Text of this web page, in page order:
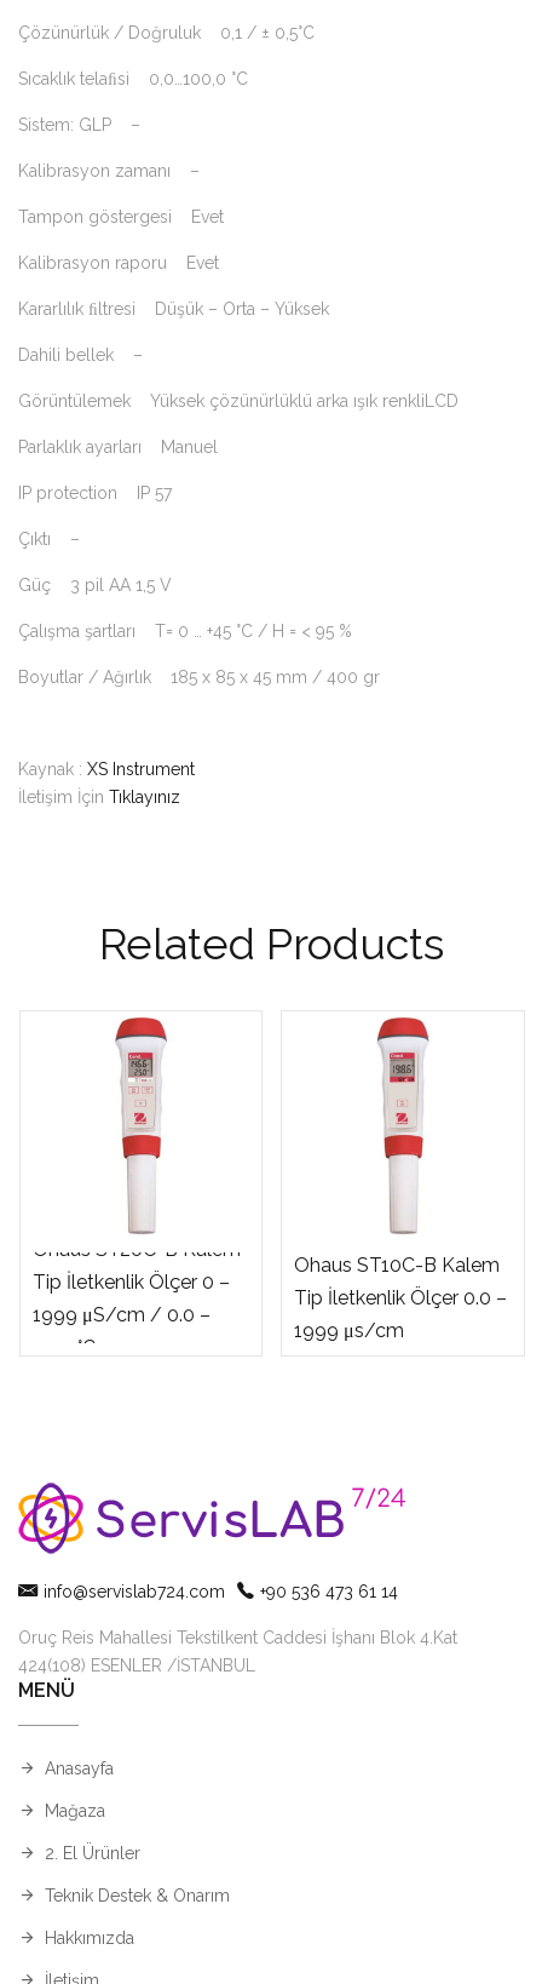
Çözünürlük / Doğruluk 0,1 / ± 0,5°C
Sıcaklık telaﬁsi 0,0…100,0 °C
Sistem: GLP –
Kalibrasyon zamanı –
Tampon göstergesi Evet
Kalibrasyon raporu Evet
Kararlılık ﬁltresi Düşük – Orta – Yüksek
Dahili bellek –
Görüntülemek Yüksek çözünürlüklü arka ışık renkliLCD
Parlaklık ayarları Manuel
IP protection IP 57
Çıktı –
Güç 3 pil AA 1,5 V
Çalışma şartları T= 0 … +45 °C / H = < 95 %
Boyutlar / Ağırlık 185 x 85 x 45 mm / 400 gr
Kaynak : XS Instrument
İletişim İçin Tıklayınız
Related Products
Ohaus ST20C-B Kalem
Tip İletkenlik Ölçer 0 –
1999 μS/cm / 0.0 –
99.9 °C
Ohaus ST10C-B Kalem
Tip İletkenlik Ölçer 0.0 –
1999 μs/cm
info@servislab724.com +90 536 473 61 14
Oruç Reis Mahallesi Tekstilkent Caddesi İşhanı Blok 4.Kat
424(108) ESENLER /İSTANBUL
MENÜ
Anasayfa
Mağaza
2. El Ürünler
Teknik Destek & Onarım
Hakkımızda